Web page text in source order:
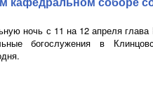
ночь с 11 на 12 апреля
богослужения в